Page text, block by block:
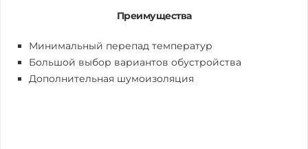
Преимущества
Минимальный перепад температур
Большой выбор вариантов обустройства
Дополнительная шумоизоляция